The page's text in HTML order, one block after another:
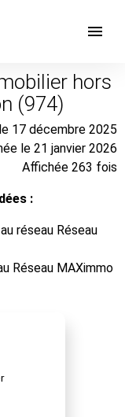
hors
(974)
17 décembre 2025
le 21 janvier 2026
Affichée 263 fois
:
au réseau Réseau
Réseau MAXimmo